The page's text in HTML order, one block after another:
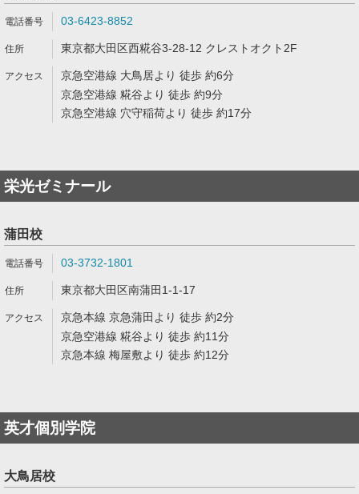
03-6423-8852
東京都大田区西糀谷3-28-12 クレストオクト2F
京急空港線 大鳥居より 徒歩 約6分
京急空港線 糀谷より 徒歩 約9分
京急空港線 穴守稲荷より 徒歩 約17分
栄光ゼミナール
蒲田校
03-3732-1801
東京都大田区南蒲田1-1-17
京急本線 京急蒲田より 徒歩 約2分
京急空港線 糀谷より 徒歩 約11分
京急本線 梅屋敷より 徒歩 約12分
英才個別学院
大鳥居校